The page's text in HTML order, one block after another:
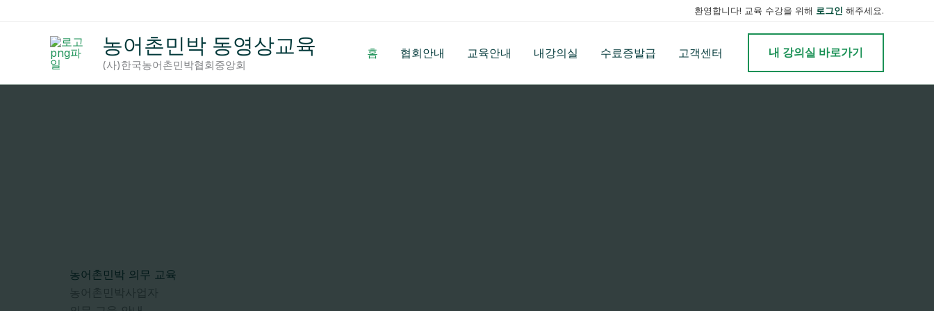
건
환영합니다! 교육 수강을 위해 로그인 해주세요.
농어촌민박 동영상교육
(사)한국농어촌민박협회중앙회
홈 협회안내 교육안내 내강의실 수료증발급 고객센터 내 강의실 바로가기
농어촌민박 의무 교육
농어촌민박사업자